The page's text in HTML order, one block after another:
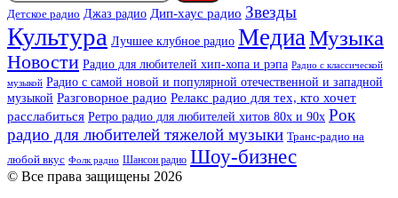
Детское радио Джаз радио Дип-хаус радио Звезды
Культура Лучшее клубное радио МедиаМузыка
Новости Радио для любителей хип-хопа и рэпа Радио с классической
музыкой Радио с самой новой и популярной отечественной и западной
музыкой Разговорное радио Релакс радио для тех, кто хочет
расслабиться Ретро радио для любителей хитов 80х и 90х Рок
радио для любителей тяжелой музыки Транс-радио на
любой вкус Фолк радио Шансон радио Шоу-бизнес
© Все права защищены 2026